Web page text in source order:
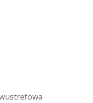
ustrefowa